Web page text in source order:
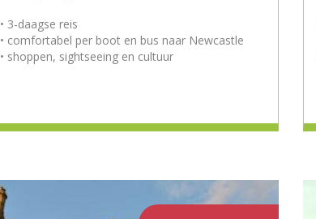
• 3-daagse reis
• comfortabel per boot en bus naar Newcastle
• shoppen, sightseeing en cultuur